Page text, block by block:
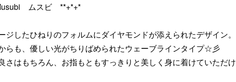
ムスビ **+*+*
ジしたひねりのフォルムにダイヤモンドが添えられたデザイン。
らも、優しい光がちりばめられたウェーブラインタイプ☆彡
さはもちろん、お指もともすっきりと美しく身に着けていただけ